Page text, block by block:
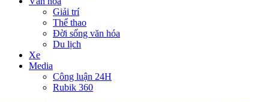
Giải trí
Thể thao
Đời sống văn hóa
Du lịch
Xe
Media
Công luận 24H
Rubik 360